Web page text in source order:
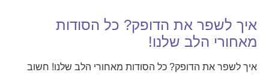
איך לשפר את הדופק? כל הסודות
מאחורי הלב שלנו!
איך לשפר את הדופק? כל הסודות מאחורי הלב שלנו! חשוב